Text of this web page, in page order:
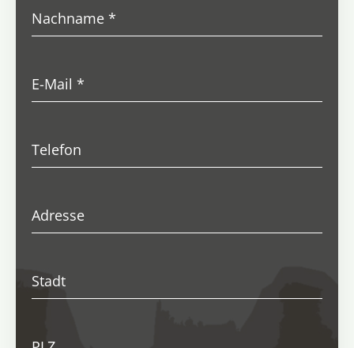
Nachname*
E-Mail*
Telefon
Adresse
Stadt